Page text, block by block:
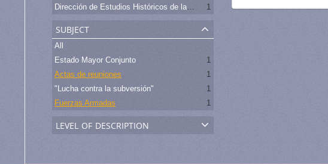
Dirección de Estudios Históricos de la Fuerza Aérea
1
subject
All
Estado Mayor Conjunto
1
Actas de reuniones
1
"Lucha contra la subversión"
1
Fuerzas Armadas
1
level of description